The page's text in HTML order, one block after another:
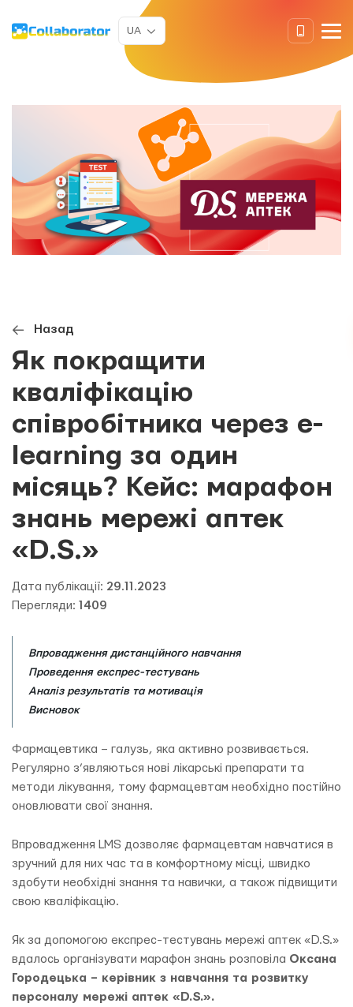
UA
Назад
Як покращити
кваліфікацію
співробітника через e-
learning за один
місяць? Кейс: марафон
знань мережі аптек
«D.S.»
Дата публікації: 29.11.2023
Перегляди: 1409
Впровадження дистанційного навчання
Проведення експрес-тестувань
Аналіз результатів та мотивація
Висновок
Фармацевтика – галузь, яка активно розвивається.
Регулярно з’являються нові лікарські препарати та
методи лікування, тому фармацевтам необхідно постійно
оновлювати свої знання.
Впровадження LMS дозволяє фармацевтам навчатися в
зручний для них час та в комфортному місці, швидко
здобути необхідні знання та навички, а також підвищити
свою кваліфікацію.
Як за допомогою експрес-тестувань мережі аптек «D.S.»
вдалось організувати марафон знань розповіла Оксана
Городецька – керівник з навчання та розвитку
персоналу мережі аптек «D.S.».